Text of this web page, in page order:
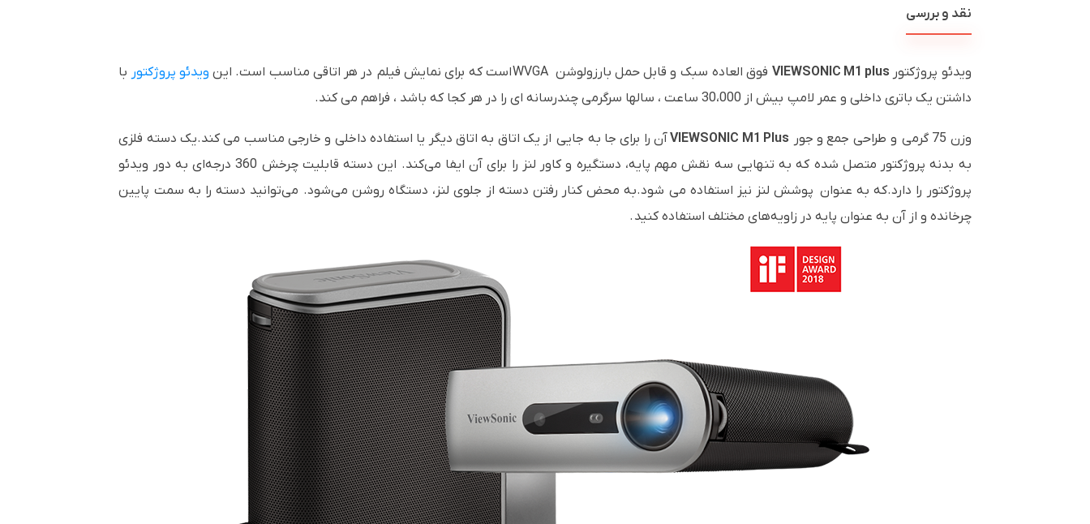
نقد و بررسی
ویدئو پروژکتور VIEWSONIC M1 plus فوق العاده سبک و قابل حمل بارزولوشن WVGAاست که برای نمایش فیلم در هر اتاقی مناسب است. این ویدئو پروژکتور با
داشتن یک باتری داخلی و عمر لامپ بیش از 30،000 ساعت ، سالها سرگرمی چندرسانه ای را در هر کجا که باشد ، فراهم می کند.
وزن 75 گرمی و طراحی جمع و جور VIEWSONIC M1 Plusآن را برای جا به جایی از یک اتاق به اتاق دیگر یا استفاده داخلی و خارجی مناسب می کند.یک دسته فلزی
به بدنه پروژکتور متصل شده که به تنهایی سه نقش مهم پایه، دستگیره و کاور لنز را برای آن ایفا می‌کند. این دسته قابلیت چرخش 360 درجه‌ای به دور ویدئو
پروژکتور را دارد.که به عنوان پوشش لنز نیز استفاده می شود.به محض کنار رفتن دسته از جلوی لنز، دستگاه روشن می‌شود. می‌توانید دسته را به سمت پایین
چرخانده و از آن به عنوان پایه در زاویه‌های مختلف استفاده کنید .